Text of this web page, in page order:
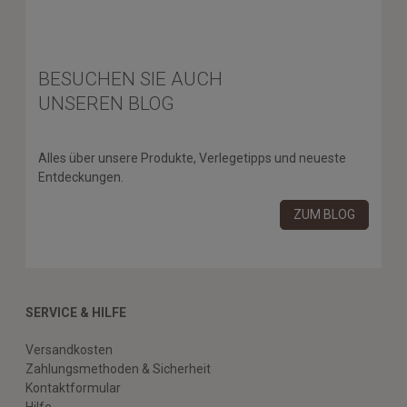
BESUCHEN SIE AUCH
UNSEREN BLOG
Alles über unsere Produkte, Verlegetipps und neueste
Entdeckungen.
ZUM BLOG
SERVICE & HILFE
Versandkosten
Zahlungsmethoden & Sicherheit
Kontaktformular